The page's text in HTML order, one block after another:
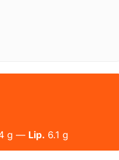
g — Lip. 6.1 g